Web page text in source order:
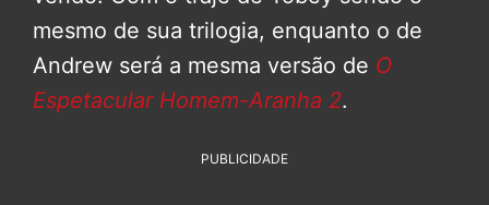
mesmo de sua trilogia, enquanto o de
Andrew será a mesma versão de O
Espetacular Homem-Aranha 2.
PUBLICIDADE